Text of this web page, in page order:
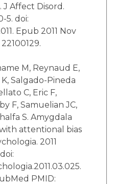
J Affect Disord.
5. doi:
Epub 2011 Nov
M, Reynaud E,
Salgado-Pineda
C, Eric F,
F, Samuelian JC,
S. Amygdala
attentional bias
2011
PMID: